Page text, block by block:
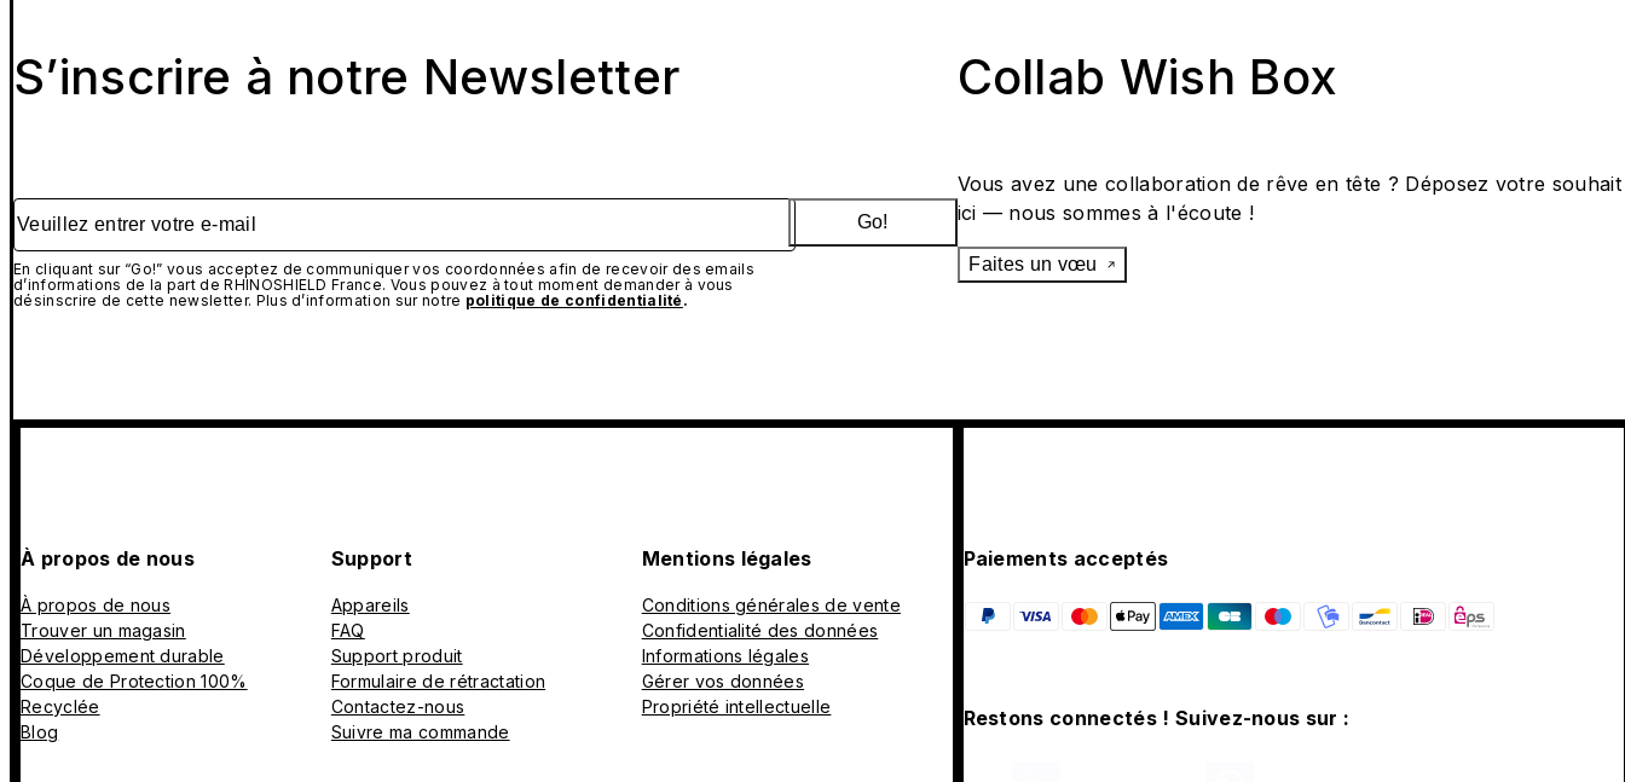
S’inscrire à notre Newsletter
Veuillez entrer votre e-mail
En cliquant sur “Go!” vous acceptez de communiquer vos coordonnées afin de recevoir des emails
d’informations de la part de RHINOSHIELD France. Vous pouvez à tout moment demander à vous
désinscrire de cette newsletter. Plus d’information sur notre politique de confidentialité .
Go!
Collab Wish Box
Vous avez une collaboration de rêve en tête ? Déposez votre souhait
ici — nous sommes à l'écoute !
Faites un vœu
À propos de nous
À propos de nous
Trouver un magasin
Développement durable
Coque de Protection 100%
Recyclée
Blog
Support
Appareils
FAQ
Support produit
Formulaire de rétractation
Contactez-nous
Suivre ma commande
Mentions légales
Conditions générales de vente
Confidentialité des données
Informations légales
Gérer vos données
Propriété intellectuelle
Paiements acceptés
Restons connectés ! Suivez-nous sur :